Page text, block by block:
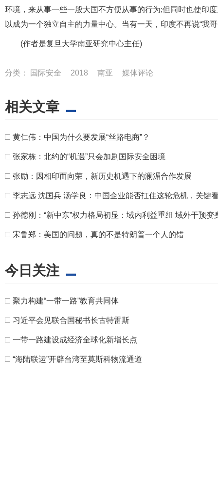
环境，来从事一些一般大国不方便从事的行为;但同时也使印
以成为一个独立自主的力量中心。当有一天，印度不再说“我
(作者是复旦大学南亚研究中心主任)
分类： 国际安全 2018 南亚 媒体评论
相关文章
□ 黄仁伟：中国为什么要发展“丝路电商”？
□ 张家栋：北约的“机遇”只会加剧国际安全困境
□ 张励：因相印而向荣，新历史机遇下的澜湄合作发展
□ 李志远 沈国兵 汤学良：中国企业能否扛住这轮危机，关键
□ 孙德刚：“新中东”权力格局初显：域内利益重组 域外干预变
□ 宋鲁郑：美国的问题，真的不是特朗普一个人的错
今日关注
□ 聚力构建“一带一路”教育共同体
□ 习近平会见联合国秘书长古特雷斯
□ 一带一路建设成经济全球化新增长点
□ “海陆联运”开辟台湾至莫斯科物流通道